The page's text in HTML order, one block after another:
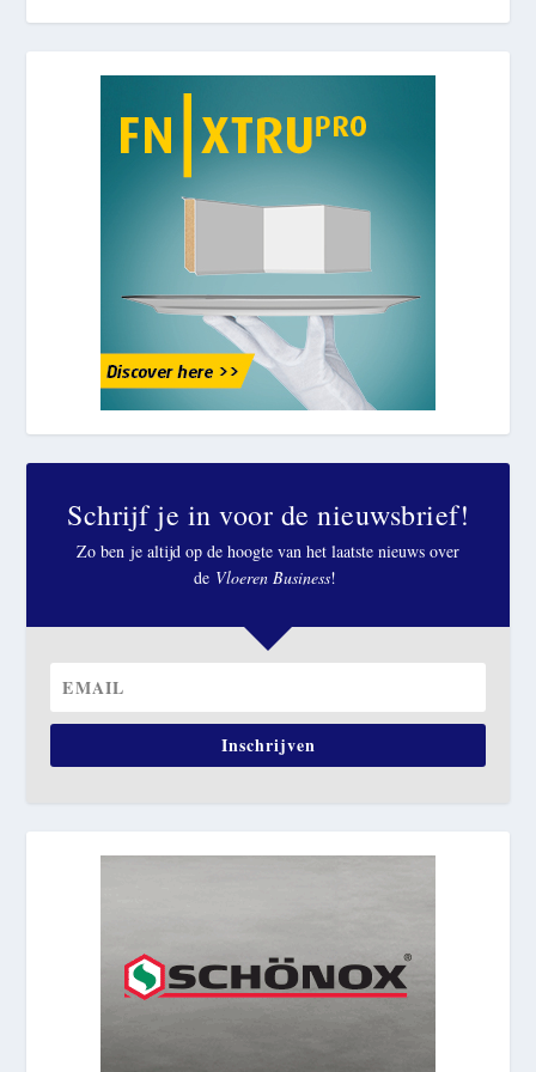
Schrijf je in voor de nieuwsbrief!
Zo ben je altijd op de hoogte van het laatste nieuws over
de Vloeren Business!
Inschrijven